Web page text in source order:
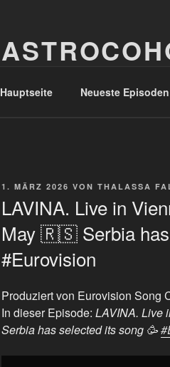
Hauptseite Neueste Episoden
VERÖFFENTLICHT
1. MÄRZ 2026 VON THALASSA
LAVINA. Live in
May 🇷🇸 Serbia has
#Eurovision
Produziert von Eurovision Song
In dieser Episode: LAVINA. Live
Serbia has selected its song 🥳